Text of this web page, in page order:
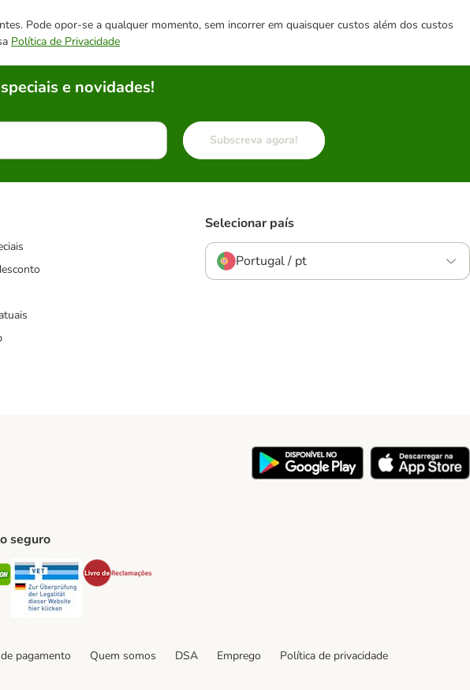
Pode opor-se a qualquer momento, sem incorrer em quaisquer custos além dos custos
Política de Privacidade
e novidades!
Subscreva agora!
Selecionar país
Portugal / pt
seguro
Security Security
pagamento Quem somos DSA Emprego
Política de privacidade